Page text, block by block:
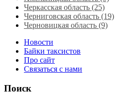
Черкасская область‎ (25)
Черниговская область (19)
Черновицкая область (9)
Новости
Байки таксистов
Про сайт
Связаться с нами
Поиск